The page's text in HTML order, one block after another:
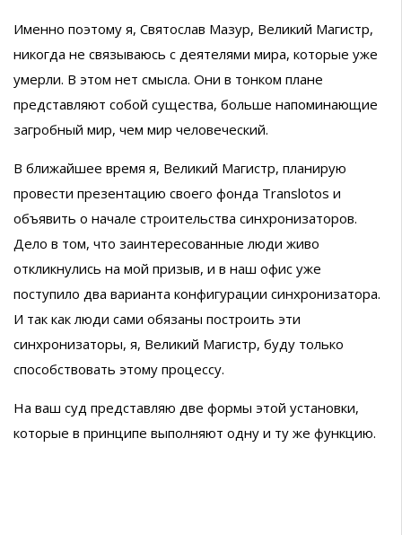
Именно поэтому я, Святослав Мазур, Великий Магистр,
никогда не связываюсь с деятелями мира, которые уже
умерли. В этом нет смысла. Они в тонком плане
представляют собой существа, больше напоминающие
загробный мир, чем мир человеческий.
В ближайшее время я, Великий Магистр, планирую
провести презентацию своего фонда Translotos и
объявить о начале строительства синхронизаторов.
Дело в том, что заинтересованные люди живо
откликнулись на мой призыв, и в наш офис уже
поступило два варианта конфигурации синхронизатора.
И так как люди сами обязаны построить эти
синхронизаторы, я, Великий Магистр, буду только
способствовать этому процессу.
На ваш суд представляю две формы этой установки,
которые в принципе выполняют одну и ту же функцию.